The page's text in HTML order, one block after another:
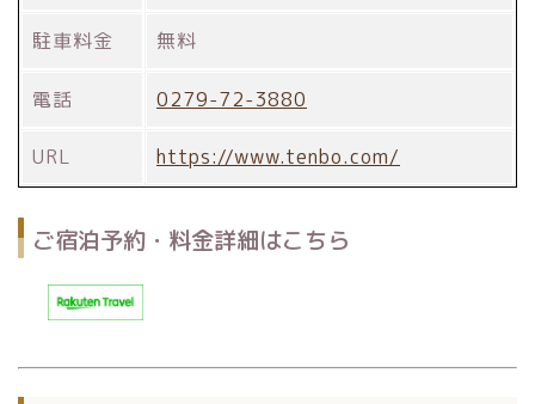
駐車料金 無料
電話 0279-72-3880
URL https://www.tenbo.com/
ご宿泊予約・料金詳細はこちら